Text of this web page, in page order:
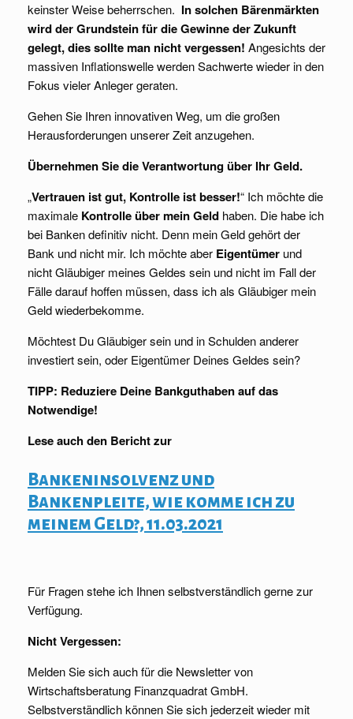
keinster Weise beherrschen. In solchen Bärenmärkten
wird der Grundstein für die Gewinne der Zukunft
gelegt, dies sollte man nicht vergessen! Angesichts der
massiven Inflationswelle werden Sachwerte wieder in den
Fokus vieler Anleger geraten.
Gehen Sie Ihren innovativen Weg, um die großen
Herausforderungen unserer Zeit anzugehen.
Übernehmen Sie die Verantwortung über Ihr Geld.
„Vertrauen ist gut, Kontrolle ist besser!“ Ich möchte die
maximale Kontrolle über mein Geld haben. Die habe ich
bei Banken definitiv nicht. Denn mein Geld gehört der
Bank und nicht mir. Ich möchte aber Eigentümer und
nicht Gläubiger meines Geldes sein und nicht im Fall der
Fälle darauf hoffen müssen, dass ich als Gläubiger mein
Geld wiederbekomme.
Möchtest Du Gläubiger sein und in Schulden anderer
investiert sein, oder Eigentümer Deines Geldes sein?
TIPP: Reduziere Deine Bankguthaben auf das
Notwendige!
Lese auch den Bericht zur
Bankeninsolvenz und
Bankenpleite, wie komme ich zu
meinem Geld?, 11.03.2021
Für Fragen stehe ich Ihnen selbstverständlich gerne zur
Verfügung.
Nicht Vergessen:
Melden Sie sich auch für die Newsletter von
Wirtschaftsberatung Finanzquadrat GmbH.
Selbstverständlich können Sie sich jederzeit wieder mit